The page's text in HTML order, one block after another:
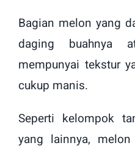
Bagian melon yang
daging buahnya
mempunyai tekstur
cukup manis.
Seperti kelompok
yang lainnya,